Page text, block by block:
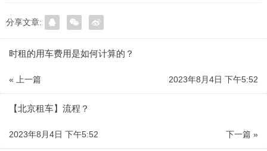
分享文章:
时租的用车费用是如何计算的？
« 上一篇 2023年8月4日 下午5:52
【北京租车】流程？
下一篇 »
2023年8月4日 下午5:52